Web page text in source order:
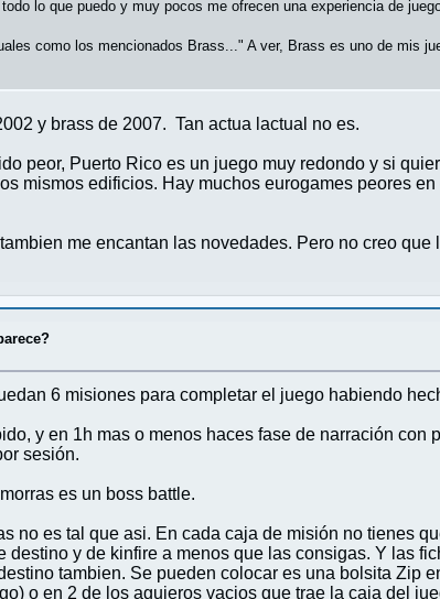
lo que puedo y muy pocos me ofrecen una experiencia de
como los mencionados Brass..." A ver, Brass es uno de mis
y brass de 2007. Tan actua lactual no es.
peor, Puerto Rico es un juego muy redondo y si
mismos edificios. Hay muchos eurogames peores
me encantan las novedades. Pero no creo que
6 misiones para completar el juego habiendo
y en 1h mas o menos haces fase de narración con
sesión.
es un boss battle.
no es tal que asi. En cada caja de misión no tienes
destino y de kinfire a menos que las consigas. Y las
tambien. Se pueden colocar es una bolsita Zip
o en 2 de los agujeros vacios que trae la caja del